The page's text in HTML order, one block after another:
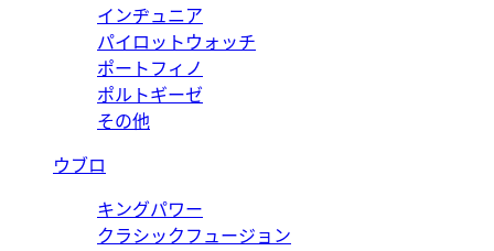
インヂュニア
パイロットウォッチ
ポートフィノ
ポルトギーゼ
その他
ウブロ
キングパワー
クラシックフュージョン